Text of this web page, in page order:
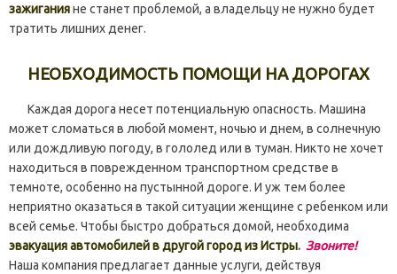
зажиганияне станет проблемой, а владельцу не нужно будет
тратить лишних денег.
НЕОБХОДИМОСТЬ ПОМОЩИ НА ДОРОГАХ
Каждая дорога несет потенциальную опасность. Машина
может сломаться в любой момент, ночью и днем, в солнечную
или дождливую погоду, в гололед или в туман. Никто не хочет
находиться в поврежденном транспортном средстве в
темноте, особенно на пустынной дороге. И уж тем более
неприятно оказаться в такой ситуации женщине с ребенком или
всей семье. Чтобы быстро добраться домой, необходима
эвакуация автомобилей в другой город из Истры. Звоните!
Наша компания предлагает данные услуги, действуя